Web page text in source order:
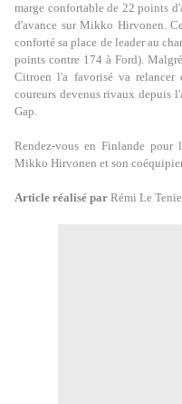
marge confortable de 22 points
d'avance sur Mikko Hirvonen.
conforté sa place de leader au
points contre 174 à Ford).
Citroen l'a favorisé va
coureurs devenus rivaux depuis
Gap.
Rendez-vous en Finlande
Mikko Hirvonen et son
Article réalisé par Rémi Le